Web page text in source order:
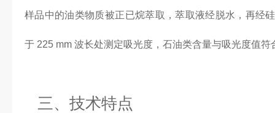
样品中的油类物质被正已烷萃取，萃取液经脱水，再经
于 225 mm 波长处测定吸光度，石油类含量与吸光度值符
三、技术特点